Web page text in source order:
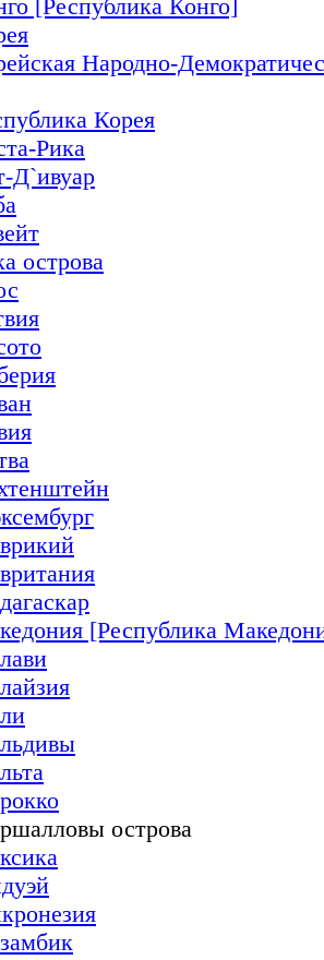
[Республика Конго]
Народно-
Корея
Рика
Д`ивуар
острова
[Республика
острова